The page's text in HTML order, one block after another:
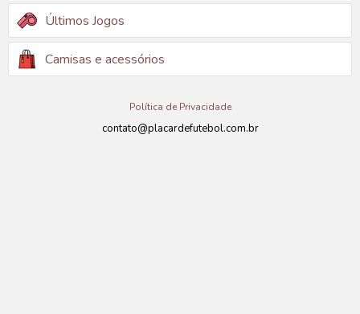
Últimos Jogos
Camisas e acessórios
Política de Privacidade
contato@placardefutebol.com.br